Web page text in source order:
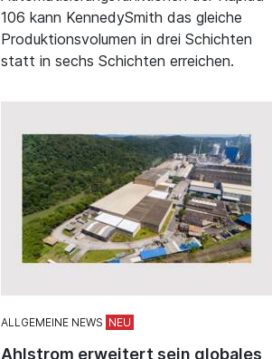
106 kann KennedySmith das gleiche
Produktionsvolumen in drei Schichten
statt in sechs Schichten erreichen.
ALLGEMEINE NEWS
Ahlstrom erweitert sein globales